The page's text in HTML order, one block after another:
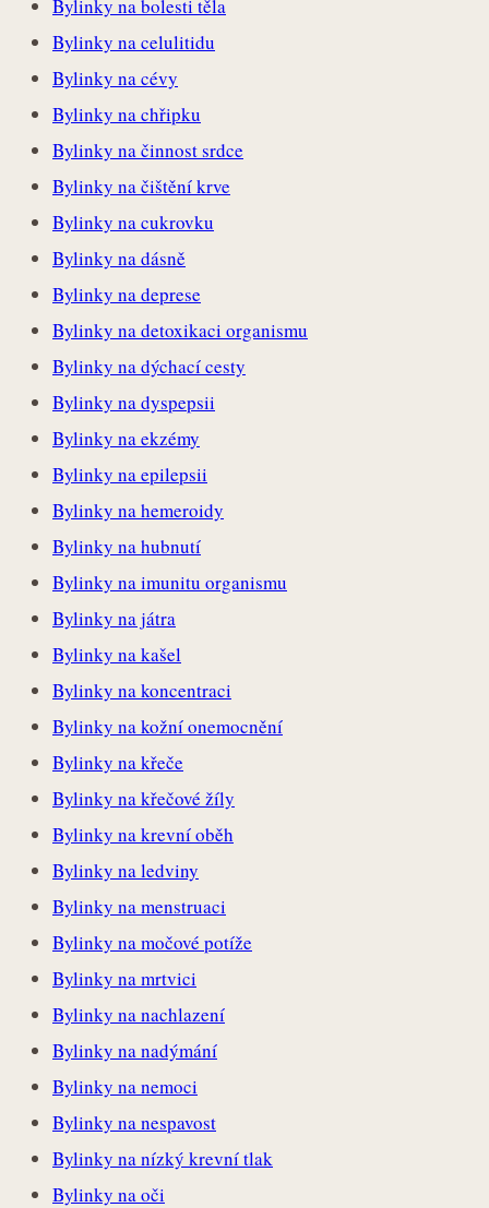
Bylinky na bolesti těla
Bylinky na celulitidu
Bylinky na cévy
Bylinky na chřipku
Bylinky na činnost srdce
Bylinky na čištění krve
Bylinky na cukrovku
Bylinky na dásně
Bylinky na deprese
Bylinky na detoxikaci organismu
Bylinky na dýchací cesty
Bylinky na dyspepsii
Bylinky na ekzémy
Bylinky na epilepsii
Bylinky na hemeroidy
Bylinky na hubnutí
Bylinky na imunitu organismu
Bylinky na játra
Bylinky na kašel
Bylinky na koncentraci
Bylinky na kožní onemocnění
Bylinky na křeče
Bylinky na křečové žíly
Bylinky na krevní oběh
Bylinky na ledviny
Bylinky na menstruaci
Bylinky na močové potíže
Bylinky na mrtvici
Bylinky na nachlazení
Bylinky na nadýmání
Bylinky na nemoci
Bylinky na nespavost
Bylinky na nízký krevní tlak
Bylinky na oči